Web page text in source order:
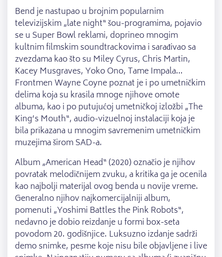
Bend je nastupao u brojnim popularnim
televizijskim „late night“ šou-programima, pojavio
se u Super Bowl reklami, doprineo mnogim
kultnim filmskim soundtrackovima i sarađivao sa
zvezdama kao što su Miley Cyrus, Chris Martin,
Kacey Musgraves, Yoko Ono, Tame Impala…
Frontmen Wayne Coyne poznat je i po umetničkim
delima koja su krasila mnoge njihove omote
albuma, kao i po putujućoj umetničkoj izložbi „The
King’s Mouth“, audio-vizuelnoj instalaciji koja je
bila prikazana u mnogim savremenim umetničkim
muzejima širom SAD-a.
Album „American Head“ (2020) označio je njihov
povratak melodičnijem zvuku, a kritika ga je ocenila
kao najbolji materijal ovog benda u novije vreme.
Generalno njihov najkomercijalniji album,
pomenuti „Yoshimi Battles the Pink Robots“,
nedavno je dobio reizdanje u formi box-seta
povodom 20. godišnjice. Luksuzno izdanje sadrži
demo snimke, pesme koje nisu bile objavljene i live